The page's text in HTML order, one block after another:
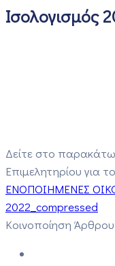
Ισολογισμός
Δείτε στο
Επιμελητηρίου για
ΕΝΟΠΟΙΗΜΕΝΕΣ
2022_compressed
Κοινοποίηση Άρθρου